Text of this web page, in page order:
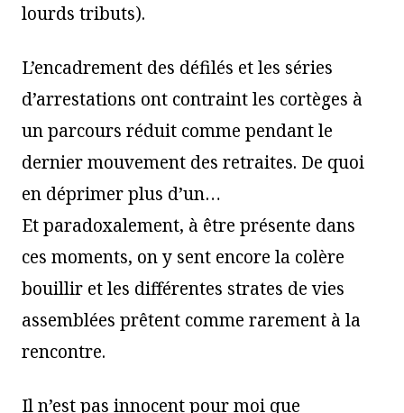
lourds tributs).
L’encadrement des défilés et les séries
d’arrestations ont contraint les cortèges à
un parcours réduit comme pendant le
dernier mouvement des retraites. De quoi
en déprimer plus d’un…
Et paradoxalement, à être présente dans
ces moments, on y sent encore la colère
bouillir et les différentes strates de vies
assemblées prêtent comme rarement à la
rencontre.
Il n’est pas innocent pour moi que